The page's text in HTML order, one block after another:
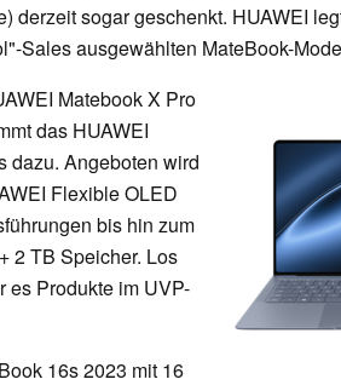
derzeit sogar geschenkt. HUAWEI
Sales ausgewählten MateBook-
Matebook X Pro
das HUAWEI
dazu. Angeboten wird
Flexible OLED
bis hin zum
2 TB Speicher. Los
es Produkte im UVP-
16s 2023 mit 16